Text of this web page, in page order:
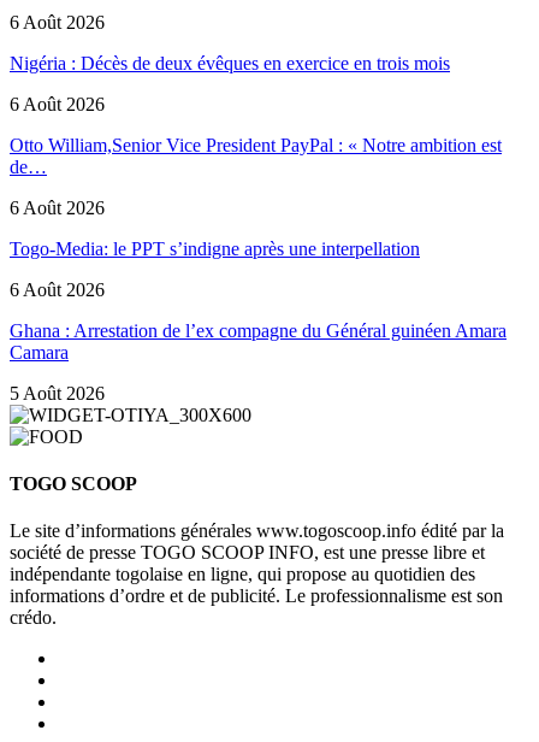
6 Août 2026
Nigéria : Décès de deux évêques en exercice en trois mois
6 Août 2026
Otto William,Senior Vice President PayPal : « Notre ambition est
de…
6 Août 2026
Togo-Media: le PPT s’indigne après une interpellation
6 Août 2026
Ghana : Arrestation de l’ex compagne du Général guinéen Amara
Camara
5 Août 2026
TOGO SCOOP
Le site d’informations générales www.togoscoop.info édité par la
société de presse TOGO SCOOP INFO, est une presse libre et
indépendante togolaise en ligne, qui propose au quotidien des
informations d’ordre et de publicité. Le professionnalisme est son
crédo.